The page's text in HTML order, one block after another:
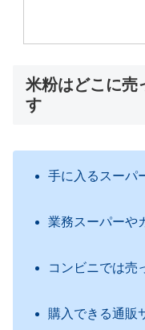
米粉はどこに売
す
手に入るスーパ
業務スーパーや
コンビニでは売
購入できる通販